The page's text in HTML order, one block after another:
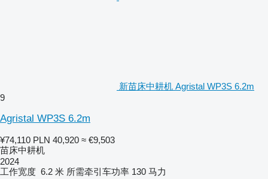
新苗床中耕机 Agristal WP3S 6.2m
9
Agristal WP3S 6.2m
¥74,110 PLN 40,920 ≈ €9,503
苗床中耕机
2024
工作宽度 6.2 米 所需牵引车功率 130 马力